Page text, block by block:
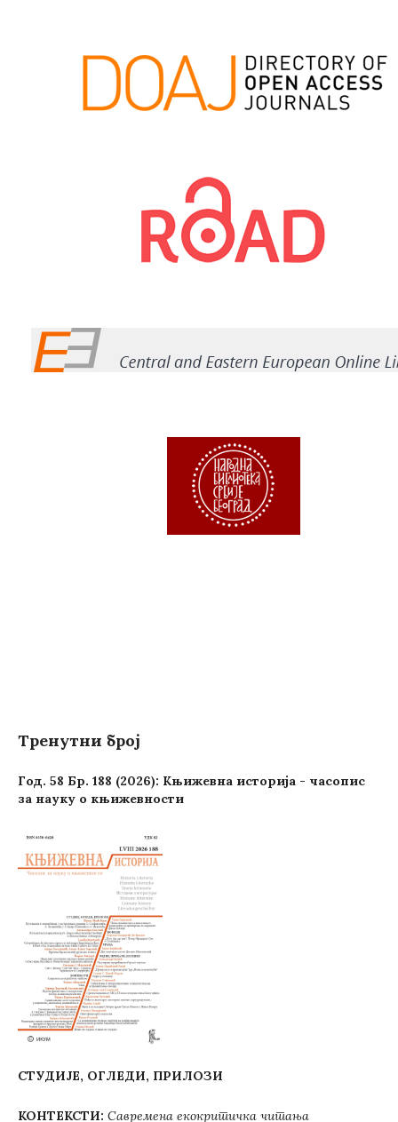
Тренутни број
Год. 58 Бр. 188 (2026): Књижевна историја - часопис
за науку о књижевности
СТУДИЈЕ, ОГЛЕДИ, ПРИЛОЗИ
КОНТЕКСТИ: Савремена екокритичка читања